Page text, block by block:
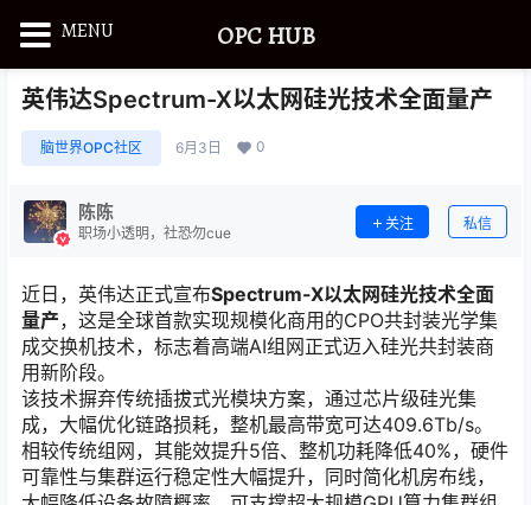
英伟达Spectrum-X以太网硅光技术全面量产
脑世界OPC社区 6月3日 0
陈陈
职场小透明，社恐勿cue
关注 私信
近日，英伟达正式宣布Spectrum-X以太网硅光技术全面
量产，这是全球首款实现规模化商用的CPO共封装光学集
成交换机技术，标志着高端AI组网正式迈入硅光共封装商
用新阶段。
该技术摒弃传统插拔式光模块方案，通过芯片级硅光集
成，大幅优化链路损耗，整机最高带宽可达409.6Tb/s。
相较传统组网，其能效提升5倍、整机功耗降低40%，硬件
可靠性与集群运行稳定性大幅提升，同时简化机房布线，
MENU OPC HUB